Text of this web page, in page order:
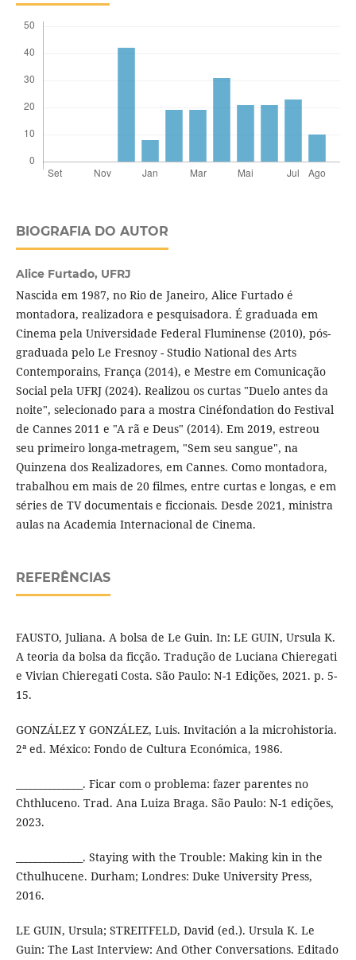
BIOGRAFIA DO AUTOR
Alice Furtado, UFRJ
Nascida em 1987, no Rio de Janeiro, Alice Furtado é
montadora, realizadora e pesquisadora. É graduada em
Cinema pela Universidade Federal Fluminense (2010), pós-
graduada pelo Le Fresnoy - Studio National des Arts
Contemporains, França (2014), e Mestre em Comunicação
Social pela UFRJ (2024). Realizou os curtas "Duelo antes da
noite", selecionado para a mostra Cinéfondation do Festival
de Cannes 2011 e "A rã e Deus" (2014). Em 2019, estreou
seu primeiro longa-metragem, "Sem seu sangue", na
Quinzena dos Realizadores, em Cannes. Como montadora,
trabalhou em mais de 20 filmes, entre curtas e longas, e em
séries de TV documentais e ficcionais. Desde 2021, ministra
aulas na Academia Internacional de Cinema.
REFERÊNCIAS
FAUSTO, Juliana. A bolsa de Le Guin. In: LE GUIN, Ursula K.
A teoria da bolsa da ficção. Tradução de Luciana Chieregati
e Vivian Chieregati Costa. São Paulo: N-1 Edições, 2021. p. 5-
15.
GONZÁLEZ Y GONZÁLEZ, Luis. Invitación a la microhistoria.
2ª ed. México: Fondo de Cultura Económica, 1986.
______________. Ficar com o problema: fazer parentes no
Chthluceno. Trad. Ana Luiza Braga. São Paulo: N-1 edições,
2023.
______________. Staying with the Trouble: Making kin in the
Cthulhucene. Durham; Londres: Duke University Press,
2016.
LE GUIN, Ursula; STREITFELD, David (ed.). Ursula K. Le
Guin: The Last Interview: And Other Conversations. Editado